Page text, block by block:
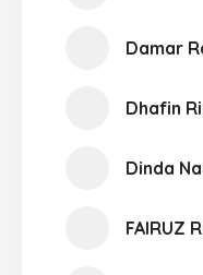
Damar
Dhafin
Dinda
FAIRUZ